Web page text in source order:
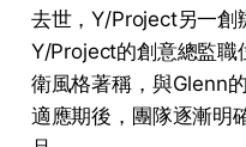
去世，Y/Project另一
Y/Project的創意總監
衛風格著稱，與Glenn
適應期後，團隊逐漸明